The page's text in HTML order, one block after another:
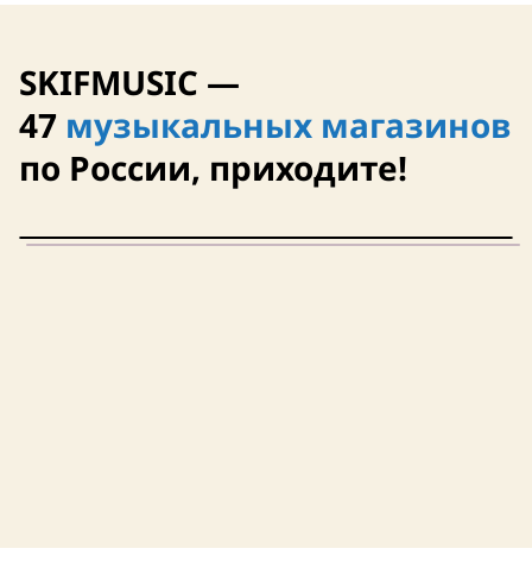
SKIFMUSIC —
47 музыкальных магазинов
по России, приходите!